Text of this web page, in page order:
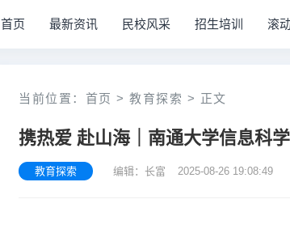
首页 最新资讯 民校风采 招生培训 滚
当前位置： 首页 > 教育探索 > 正文
携热爱 赴山海｜南通大学信息科
教育探索 编辑：长富 2025-08-26 19:08:49